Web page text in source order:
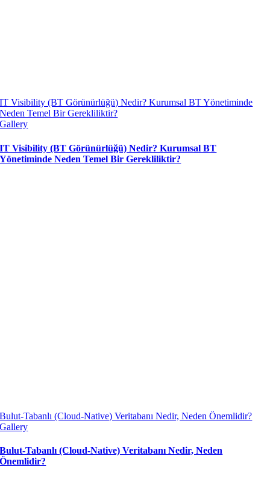
IT Visibility (BT Görünürlüğü) Nedir? Kurumsal BT Yönetiminde
Neden Temel Bir Gerekliliktir?
Gallery
IT Visibility (BT Görünürlüğü) Nedir? Kurumsal BT
Yönetiminde Neden Temel Bir Gerekliliktir?
Bulut-Tabanlı (Cloud-Native) Veritabanı Nedir, Neden Önemlidir?
Gallery
Bulut-Tabanlı (Cloud-Native) Veritabanı Nedir, Neden
Önemlidir?